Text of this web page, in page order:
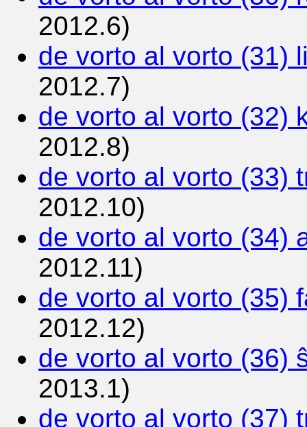
2012.6)
de vorto al vorto (31)
2012.7)
de vorto al vorto (32)
2012.8)
de vorto al vorto (33)
2012.10)
de vorto al vorto (34)
2012.11)
de vorto al vorto (35)
2012.12)
de vorto al vorto (36)
2013.1)
de vorto al vorto (37)